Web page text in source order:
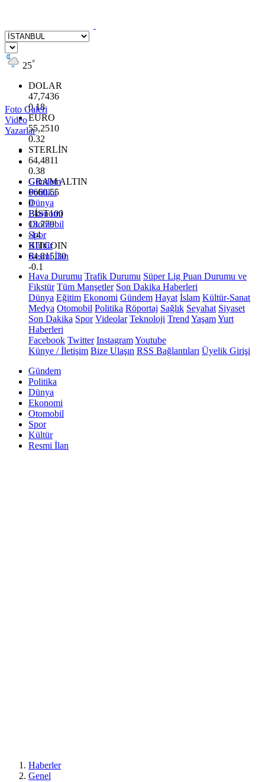
25°
DOLAR
47,7436
0.18
EURO
55,2510
0.32
STERLİN
64,4811
0.38
GRAM ALTIN
6660.55
0
BİST100
13.779
-14
BITCOIN
64.815,30
-0.1
Foto Galeri
Video
Yazarlar
Gündem
Politika
Dünya
Ekonomi
Otomobil
Spor
Kültür
Resmi İlan
Hava Durumu Trafik Durumu Süper Lig Puan Durumu ve
Fikstür Tüm Manşetler Son Dakika Haberleri
Dünya Eğitim Ekonomi Gündem Hayat İslam Kültür-Sanat
Medya Otomobil Politika Röportaj Sağlık Seyahat Siyaset
Son Dakika Spor Videolar Teknoloji Trend YaşamYurt
Haberleri
Facebook Twitter InstagramYoutube
Künye / İletişim Bize Ulaşın RSS Bağlantıları Üyelik Girişi
Gündem
Politika
Dünya
Ekonomi
Otomobil
Spor
Kültür
Resmi İlan
Haberler
Genel